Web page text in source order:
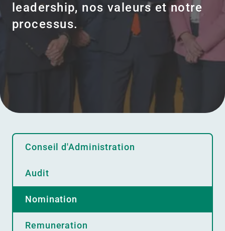
leadership, nos valeurs et notre
processus.
Conseil d'Administration
Audit
Nomination
Remuneration